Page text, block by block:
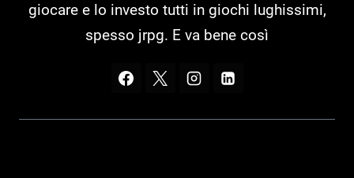
giocare e lo investo tutti in giochi lughissimi,
spesso jrpg. E va bene così